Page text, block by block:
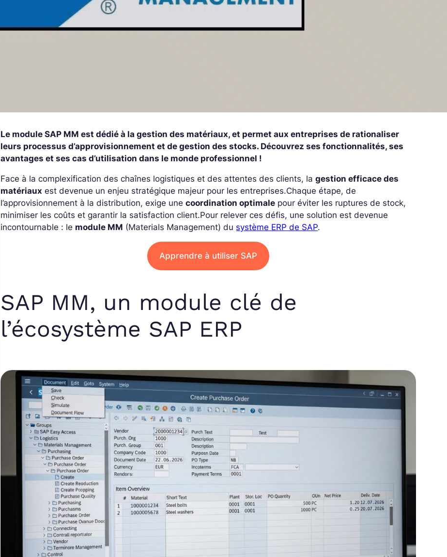
Le module SAP MM est dédié à la gestion des matériaux, et permet aux entreprises de rationaliser
leurs processus d’approvisionnement et de gestion des stocks. Découvrez ses fonctionnalités, ses
avantages et ses cas d’utilisation dans le monde professionnel !
Face à la complexification des chaînes logistiques et des attentes des clients, lagestion efficace des
matériaux est devenue un enjeu stratégique majeur pour les entreprises.Chaque étape, de
l’approvisionnement à la distribution, exige unecoordination optimale pour éviter les ruptures de stock,
minimiser les coûts et garantir la satisfaction client.Pour relever ces défis, une solution est devenue
incontournable : le module MM (Materials Management) du système ERP de SAP.
Apprendre à utiliser SAP
SAP MM, un module clé de
l’écosystème SAP ERP